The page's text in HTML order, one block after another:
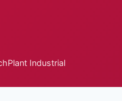
Industrial